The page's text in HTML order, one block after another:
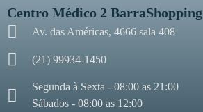
Centro Médico 2 BarraShopping
Av. das Américas, 4666 sala 408
(21) 99934-1450
Segunda à Sexta - 08:00 as 21:00
Sábados - 08:00 as 12:00